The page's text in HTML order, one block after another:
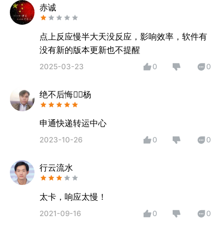
赤诚
点上反应慢半大天没反应，影响效率，软件有
没有新的版本更新也不提醒
2025-03-23 0 0
绝不后悔杨
申通快递转运中心
2023-10-26 0 0
行云流水
太卡，响应太慢！
2021-09-16 0 0